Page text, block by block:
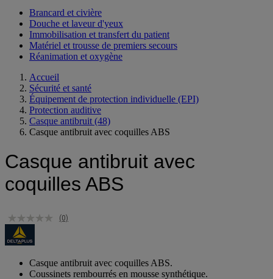
Brancard et civière
Douche et laveur d'yeux
Immobilisation et transfert du patient
Matériel et trousse de premiers secours
Réanimation et oxygène
Accueil
Sécurité et santé
Équipement de protection individuelle (EPI)
Protection auditive
Casque antibruit (48)
Casque antibruit avec coquilles ABS
Casque antibruit avec
coquilles ABS
(0)
Casque antibruit avec coquilles ABS.
Coussinets rembourrés en mousse synthétique.